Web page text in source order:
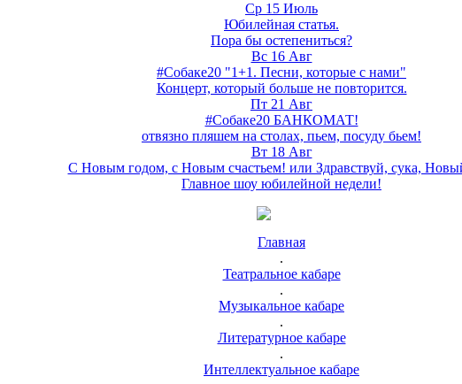
Ср 15 Июль
Юбилейная статья.
Пора бы остепениться?
Вс 16 Авг
#Собаке20 "1+1. Песни, которые с нами"
Концерт, который больше не повторится.
Пт 21 Авг
#Собаке20 БАНКОМАТ!
отвязно пляшем на столах, пьем, посуду бьем!
Вт 18 Авг
С Новым годом, с Новым счастьем! или Здравствуй, сука,
Главное шоу юбилейной недели!
Главная
.
Театральное кабаре
.
Музыкальное кабаре
.
Литературное кабаре
.
Интеллектуальное кабаре